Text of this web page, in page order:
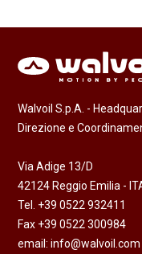
Walvoil S.p.A. -
Direzione e
Via Adige 13/D
42124 Reggio Emilia -
Tel. +39 0522 932411
Fax +39 0522 300984
email:info@walvoil.com